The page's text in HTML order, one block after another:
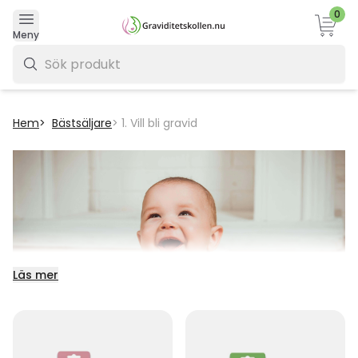
Meny
0
Hem Bästsäljare 1. Vill bli gravid
Läs mer